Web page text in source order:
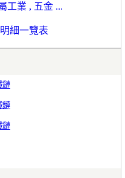
工業 , 五金 ...
細一覽表
鏈
鏈
鏈